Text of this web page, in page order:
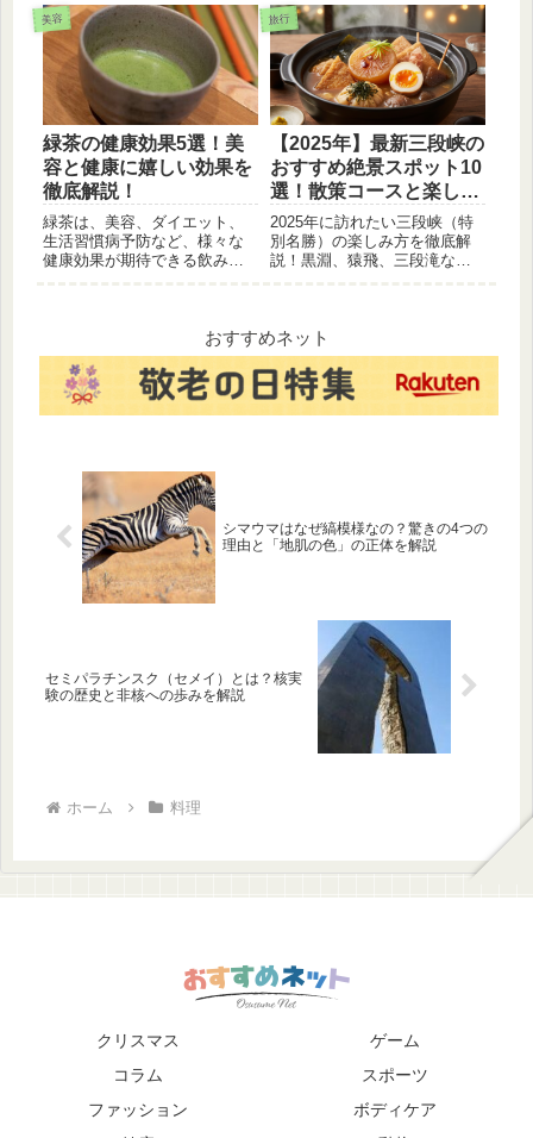
ね。そこで今回は、日本全国
の人気温泉旅館を10選ご紹介
します。絶景と美食を楽しめ
る旅館ばかりなので、ぜひ参
考にしてみてください。
ど、それぞれのメリットとデ
メリットを画像付きで解説し
ます。自分に合った飲み物を
見つけて、暑い夏を乗り切り
ましょう！
美容
緑茶の健康効果5選！美
容と健康に嬉しい効果を
徹底解説！
緑茶は、美容、ダイエット、
生活習慣病予防など、様々な
健康効果が期待できる飲み物
毎日の習慣に緑茶を取り入れ
て、健康な体を目指しましょ
う。
旅行
【2025年】最新三段峡の
おすすめ絶景スポット10
選！散策コースと楽しみ
方ガイド
2025年に訪れたい三段峡（特
別名勝）の楽しみ方を徹底解
説！黒淵、猿飛、三段滝な
ースも掲載しています。
おすすめネット
シマウマはなぜ縞模様なの？驚きの4つの
理由と「地肌の色」の正体を解説
セミパラチンスク（セメイ）とは？核実
験の歴史と非核への歩みを解説
ホーム 料理
クリスマス
ゲーム
コラム
スポーツ
ファッション
ボディケア